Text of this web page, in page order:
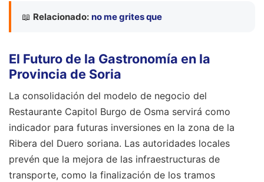
📖 Relacionado: no me grites que
El Futuro de la Gastronomía en la
Provincia de Soria
La consolidación del modelo de negocio del
Restaurante Capitol Burgo de Osma servirá como
indicador para futuras inversiones en la zona de la
Ribera del Duero soriana. Las autoridades locales
prevén que la mejora de las infraestructuras de
transporte, como la finalización de los tramos